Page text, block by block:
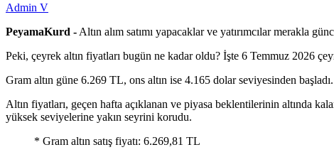
Admin V
PeyamaKurd - Altın alım satımı yapacaklar ve yatırımcılar merakla
Peki, çeyrek altın fiyatları bugün ne kadar oldu? İşte 6 Temmuz 2026
Gram altın güne 6.269 TL, ons altın ise 4.165 dolar seviyesinden başladı.
Altın fiyatları, geçen hafta açıklanan ve piyasa beklentilerinin altında
yüksek seviyelerine yakın seyrini korudu.
* Gram altın satış fiyatı: 6.269,81 TL